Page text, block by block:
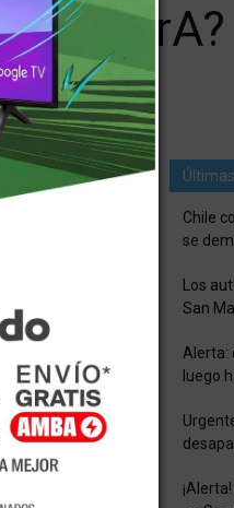
5 a 1.
cuatro
Las
hace una
un torneo
Chile
se
Los
San
Alerta:
luego